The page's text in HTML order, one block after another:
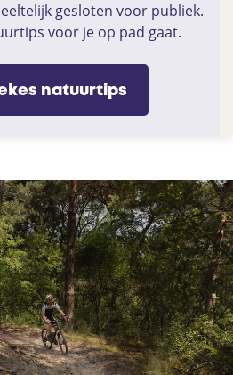
gesloten voor publiek.
voor je op pad gaat.
natuurtips